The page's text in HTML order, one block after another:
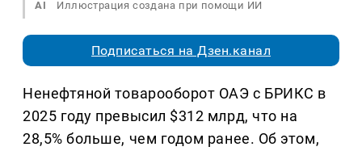
AI Иллюстрация создана при помощи ИИ
Подписаться на Дзен.канал
Ненефтяной товарооборот ОАЭ с БРИКС в
2025 году превысил $312 млрд, что на
28,5% больше, чем годом ранее. Об этом,